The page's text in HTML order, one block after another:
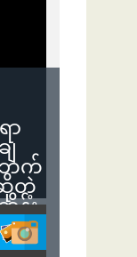
ာ
ဘက်
ဆိုတဲ့
န်း
ေ့ဆုံ